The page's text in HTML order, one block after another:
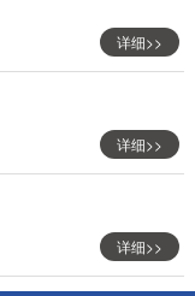
详细>>
详细>>
详细>>